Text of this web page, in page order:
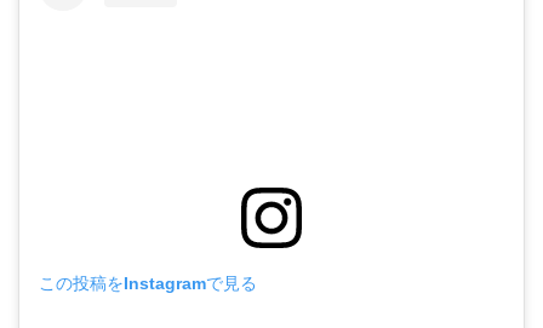
この投稿をInstagramで見る